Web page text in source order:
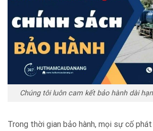
Chúng tôi luôn cam kết bảo hành dài
Trong thời gian bảo hành, mọi sự cố